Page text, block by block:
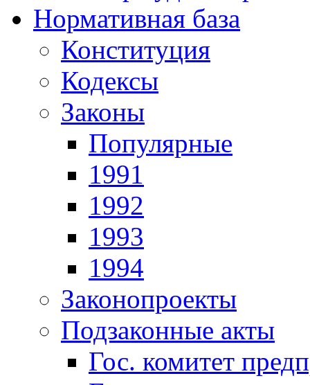
Нормативная база
Конституция
Кодексы
Законы
Популярные
1991
1992
1993
1994
Законопроекты
Подзаконные акты
Гос. комитет